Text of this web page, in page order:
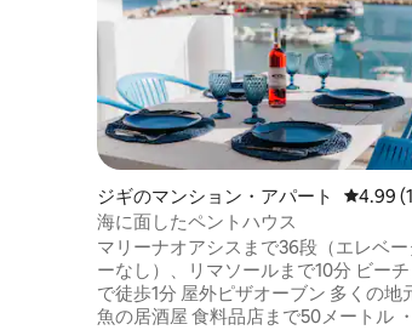
ジギのマンション・アパート レビュ
4.99
海に面したペントハウス
マリーナオアシスまで36段（エレベー
ーなし）、リマソールまで10分 ビーチま
で徒歩1分 屋外ピザオーブン 多くの地元の
魚の居酒屋 食料品店まで50メートル ・無